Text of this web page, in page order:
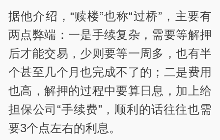
据他介绍，“赎楼”也称“过桥”，主要有
两点弊端：一是手续复杂，需要等解押
后才能交易，少则要等一周多，也有半
个甚至几个月也完成不了的；二是费用
也高，解押的过程中要算日息，加上给
担保公司“手续费”，顺利的话往往也需
要3个点左右的利息。